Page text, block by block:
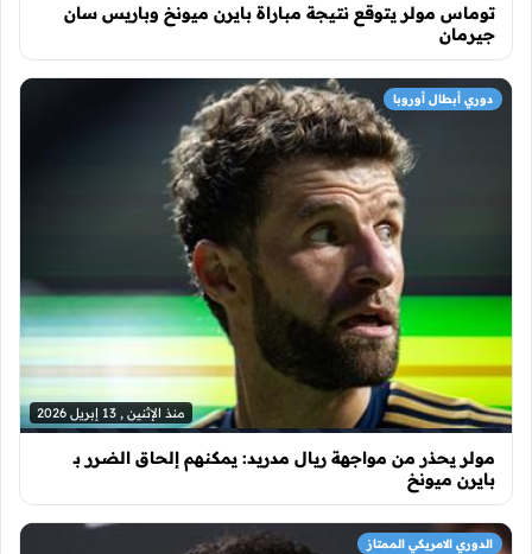
توماس مولر يتوقع نتيجة مباراة بايرن ميونخ وباريس سان
جيرمان
منذ الإثنين , 13 إبريل 2026
مولر يحذر من مواجهة ريال مدريد: يمكنهم إلحاق الضرر بـ
بايرن ميونخ
دوري أبطال أوروبا
الدوري الامريكي الممتاز